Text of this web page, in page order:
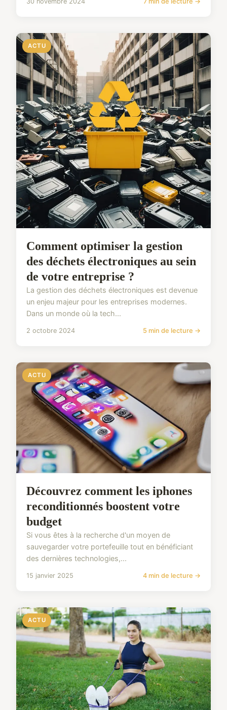
ACTU
Comment optimiser la gestion
des déchets électroniques au sein
de votre entreprise ?
La gestion des déchets électroniques est devenue
un enjeu majeur pour les entreprises modernes.
Dans un monde où la tech...
2 octobre 2024 5 min de lecture →
ACTU
Découvrez comment les iphones
reconditionnés boostent votre
budget
Si vous êtes à la recherche d'un moyen de
sauvegarder votre portefeuille tout en bénéficiant
des dernières technologies,...
15 janvier 2025 4 min de lecture →
ACTU